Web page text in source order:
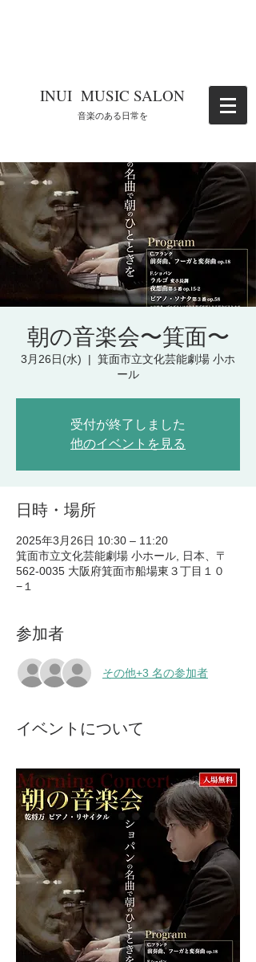
​INUI MUSIC SALON
​音楽のある日常を
朝の音楽会〜箕面〜
3月26日(水)
  |
箕面市立文化芸能劇場 小ホ
ール
受付が終了しました
他のイベントを見る
日時・場所
2025年3月26日 10:30 – 11:20
箕面市立文化芸能劇場 小ホール, 日本、〒
562-0035 大阪府箕面市船場東３丁目１０
−１
参加者
その他+3 名の参加者
イベントについて